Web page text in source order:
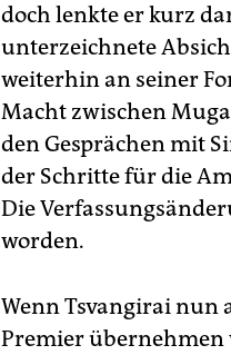
doch lenkte er kurz
unterzeichnete
weiterhin an seiner
Macht zwischen
den Gesprächen mit
der Schritte für die
Die
worden.
Wenn Tsvangirai nun
Premier übernehmen